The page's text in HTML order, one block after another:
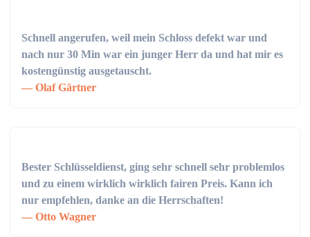
Schnell angerufen, weil mein Schloss defekt war und
nach nur 30 Min war ein junger Herr da und hat mir es
kostengünstig ausgetauscht.
Olaf Gärtner
Bester Schlüsseldienst, ging sehr schnell sehr problemlos
und zu einem wirklich wirklich fairen Preis. Kann ich
nur empfehlen, danke an die Herrschaften!
Otto Wagner